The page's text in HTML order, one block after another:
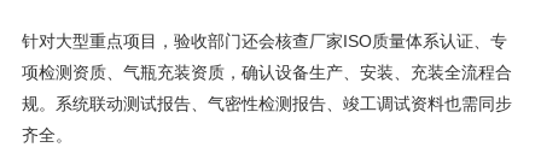
针对大型重点项目，验收部门还会核查厂家ISO质量体系认证、专
项检测资质、气瓶充装资质，确认设备生产、安装、充装全流程合
规。系统联动测试报告、气密性检测报告、竣工调试资料也需同步
齐全。